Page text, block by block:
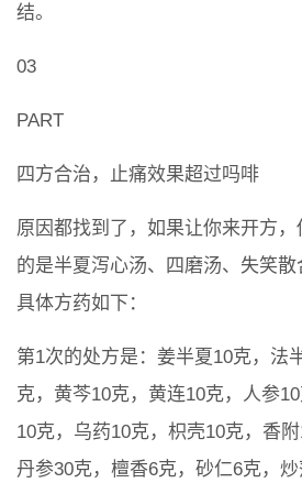
结。
03
PART
四方合治，止痛效果超过吗啡
原因都找到了，如果让你来开方
的是半夏泻心汤、四磨汤、失笑散
具体方药如下：
第1次的处方是：姜半夏10克，法
克，黄芩10克，黄连10克，人参
10克，乌药10克，枳壳10克，香附
丹参30克，檀香6克，砂仁6克，